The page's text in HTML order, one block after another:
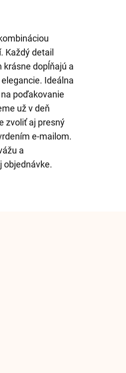
Každý detail
dopĺňajú a
Ideálna
poďakovanie
už v deň
zvoliť aj presný
e-mailom.
a
objednávke.